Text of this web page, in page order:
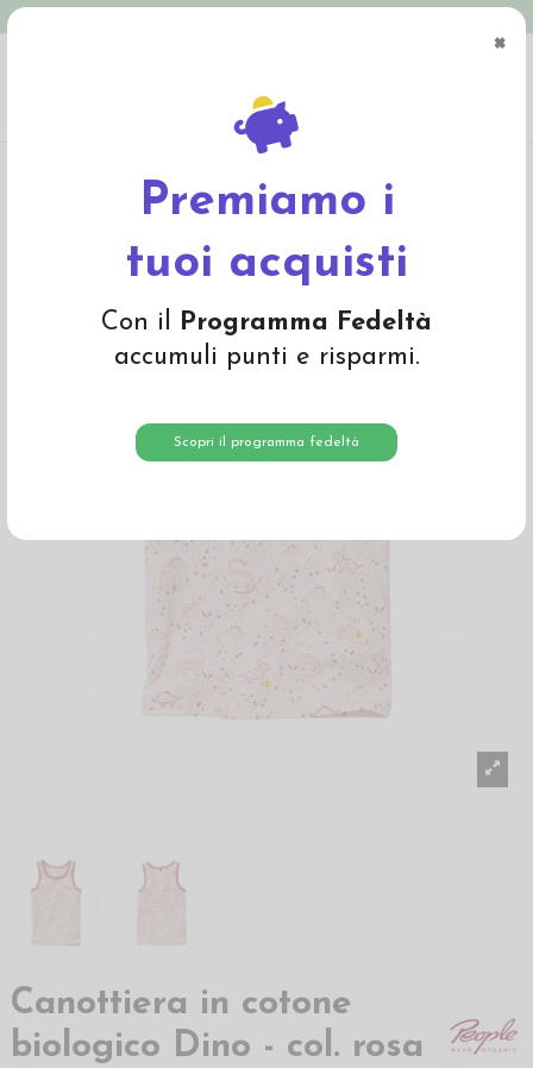
×
Premiamo i
tuoi acquisti
Con il Programma Fedeltà
accumuli punti e risparmi.
Scopri il programma fedeltà
Canottiera in cotone
biologico Dino - col. rosa